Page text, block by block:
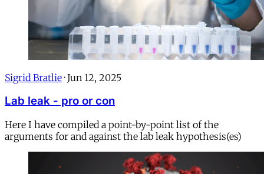
Sigrid Bratlie · Jun 12, 2025
Lab leak - pro or con
Here I have compiled a point-by-point list of the
arguments for and against the lab leak hypothesis(es)